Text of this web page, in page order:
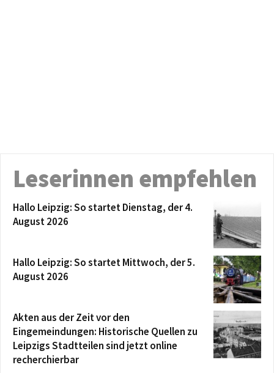
Leserinnen empfehlen
Hallo Leipzig: So startet Dienstag, der 4.
August 2026
Hallo Leipzig: So startet Mittwoch, der 5.
August 2026
Akten aus der Zeit vor den
Eingemeindungen: Historische Quellen zu
Leipzigs Stadtteilen sind jetzt online
recherchierbar